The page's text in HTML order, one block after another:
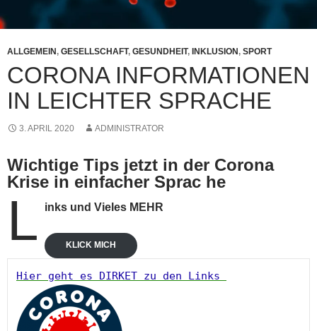
ALLGEMEIN , GESELLSCHAFT, GESUNDHEIT, INKLUSION , SPORT
CORONA INFORMATIONEN
IN LEICHTER SPRACHE
3. APRIL 2020 ADMINISTRATOR
Wichtige Tips jetzt in der Corona
Krise in einfacher Sprac he
L inks und Vieles MEHR
KLICK MICH
Hier geht es DIRKET zu den Links